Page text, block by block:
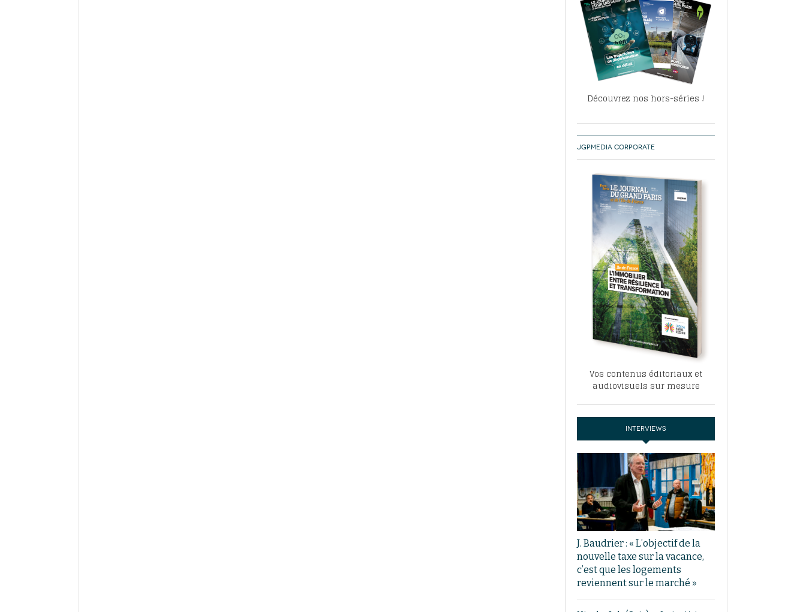
Découvrez nos hors-séries !
JGPMEDIA CORPORATE
Vos contenus éditoriaux et
audiovisuels sur mesure
INTERVIEWS
J. Baudrier : « L’objectif de la
nouvelle taxe sur la vacance,
c’est que les logements
reviennent sur le marché »